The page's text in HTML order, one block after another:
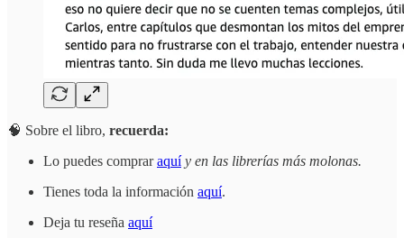
🧠 Sobre el libro, recuerda:
Lo puedes compraraquí y en las librerías más molonas.
Tienes toda la información aquí.
Deja tu reseña aquí